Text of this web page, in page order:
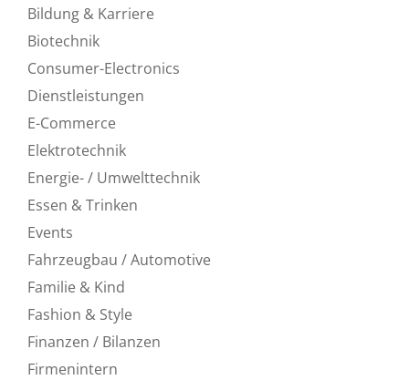
Bildung & Karriere
Biotechnik
Consumer-Electronics
Dienstleistungen
E-Commerce
Elektrotechnik
Energie- / Umwelttechnik
Essen & Trinken
Events
Fahrzeugbau / Automotive
Familie & Kind
Fashion & Style
Finanzen / Bilanzen
Firmenintern